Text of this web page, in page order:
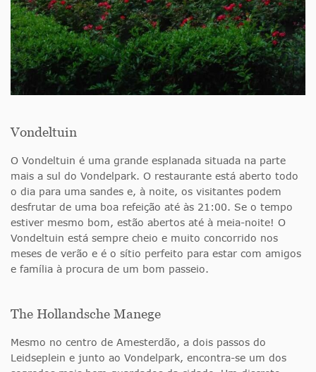
Vondeltuin
O Vondeltuin é uma grande esplanada situada na parte
mais a sul do Vondelpark. O restaurante está aberto todo
o dia para uma sandes e, à noite, os visitantes podem
desfrutar de uma boa refeição até às 21:00. Se o tempo
estiver mesmo bom, estão abertos até à meia-noite! O
Vondeltuin está sempre cheio e muito concorrido nos
meses de verão e é o sítio perfeito para estar com amigos
e família à procura de um bom passeio.
The Hollandsche Manege
Mesmo no centro de Amesterdão, a dois passos do
Leidseplein e junto ao Vondelpark, encontra-se um dos